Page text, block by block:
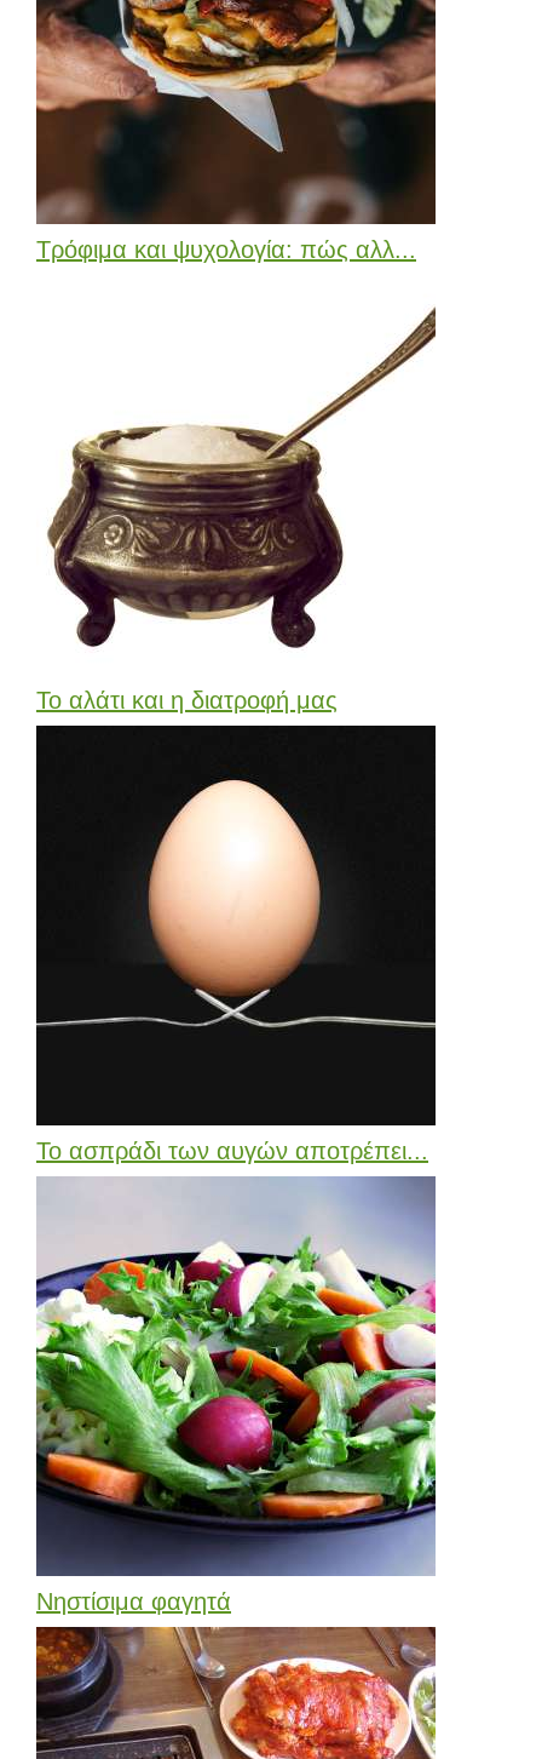
Τρόφιμα και ψυχολογία: πώς αλλ...
Το αλάτι και η διατροφή μας
Το ασπράδι των αυγών αποτρέπει...
Νηστίσιμα φαγητά